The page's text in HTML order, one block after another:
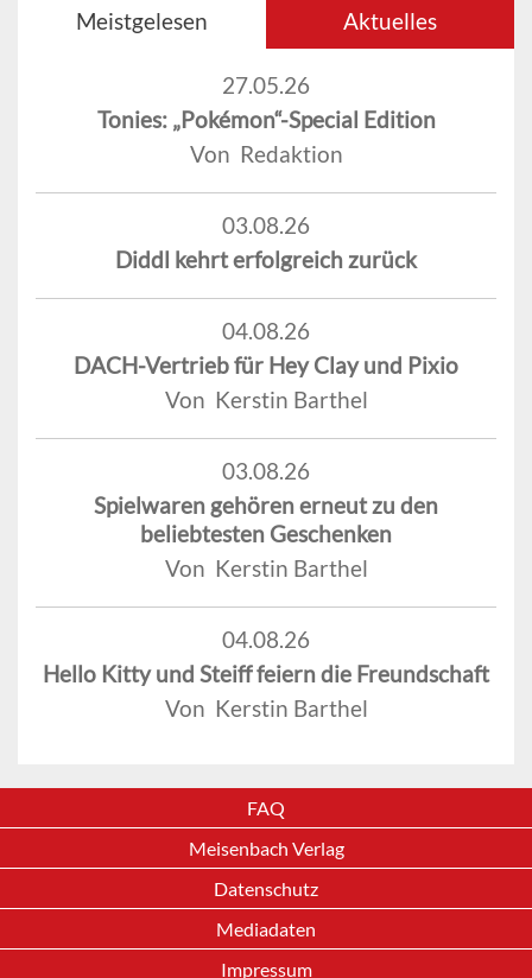
Meistgelesen Aktuelles
27.05.26
Tonies: „Pokémon“-Special Edition
Von Redaktion
03.08.26
Diddl kehrt erfolgreich zurück
04.08.26
DACH-Vertrieb für Hey Clay und Pixio
Von Kerstin Barthel
03.08.26
Spielwaren gehören erneut zu den
beliebtesten Geschenken
Von Kerstin Barthel
04.08.26
Hello Kitty und Steiff feiern die Freundschaft
Von Kerstin Barthel
FAQ
Meisenbach Verlag
Datenschutz
Mediadaten
Impressum